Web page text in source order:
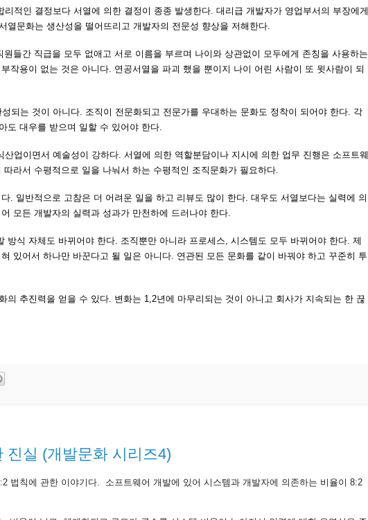
적인 결정보다 서열에 의한 결정이 종종 발생한다. 대리급 개발자가 영업부서의 부장에게
열문화는 생산성을 떨어뜨리고 개발자의 전문성 향상을 저해한다.
들간 직급을 모두 없애고 서로 이름을 부르며 나이와 상관없이 모두에게 존칭을 사용하는
작용이 없는 것은 아니다. 연공서열을 파괴 했을 뿐이지 나이 어린 사람이 또 윗사람이 되
되는 것이 아니다. 조직이 전문화되고 전문가를 우대하는 문화도 정착이 되어야 한다. 각
도 대우를 받으며 일할 수 있어야 한다.
업이면서 예술성이 강하다. 서열에 의한 역할분담이나 지시에 의한 업무 진행은 소프트웨
라서 수평적으로 일을 나눠서 하는 수평적인 조직문화가 필요하다.
. 일반적으로 고참은 더 어려운 일을 하고 리뷰도 많이 한다. 대우도 서열보다는 실력에 의
모든 개발자의 실력과 성과가 만천하에 드러나야 한다.
방식 자체도 바뀌어야 한다. 조직뿐만 아니라 프로세스, 시스템도 모두 바뀌어야 한다. 제
있어서 하나만 바꾼다고 될 일은 아니다. 연관된 모든 문화를 같이 바꿔야 하고 꾸준히 투
의 추진력을 얻을 수 있다. 변화는 1,2년에 마무리되는 것이 아니고 회사가 지속되는 한 끊
진실 (개발문화 시리즈4)
법칙에 관한 이야기다. 소프트웨어 개발에 있어 시스템과 개발자에 의존하는 비율이 8:2